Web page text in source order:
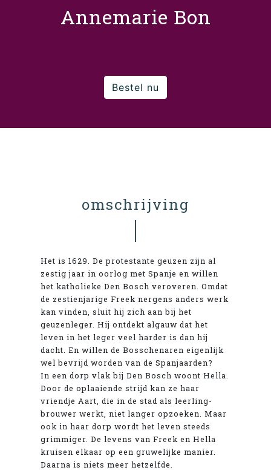
Annemarie Bon
Bestel nu
omschrijving
Het is 1629. De protestante geuzen zijn al
zestig jaar in oorlog met Spanje en willen
het katholieke Den Bosch veroveren. Omdat
de zestienjarige Freek nergens anders werk
kan vinden, sluit hij zich aan bij het
geuzenleger. Hij ontdekt algauw dat het
leven in het leger veel harder is dan hij
dacht. En willen de Bosschenaren eigenlijk
wel bevrijd worden van de Spanjaarden?
In een dorp vlak bij Den Bosch woont Hella.
Door de oplaaiende strijd kan ze haar
vriendje Aart, die in de stad als leerling-
brouwer werkt, niet langer opzoeken. Maar
ook in haar dorp wordt het leven steeds
grimmiger. De levens van Freek en Hella
kruisen elkaar op een gruwelijke manier.
Daarna is niets meer hetzelfde.